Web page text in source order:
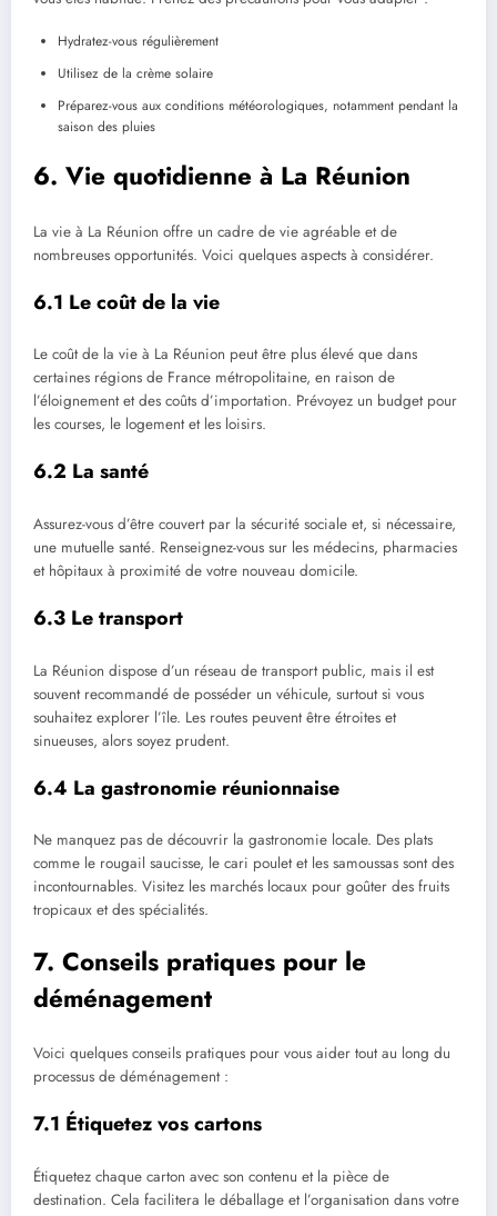
Hydratez-vous régulièrement
Utilisez de la crème solaire
Préparez-vous aux conditions météorologiques, notamment pendant la
saison des pluies
6. Vie quotidienne à La Réunion
La vie à La Réunion offre un cadre de vie agréable et de
nombreuses opportunités. Voici quelques aspects à considérer.
6.1 Le coût de la vie
Le coût de la vie à La Réunion peut être plus élevé que dans
certaines régions de France métropolitaine, en raison de
l’éloignement et des coûts d’importation. Prévoyez un budget pour
les courses, le logement et les loisirs.
6.2 La santé
Assurez-vous d’être couvert par la sécurité sociale et, si nécessaire,
une mutuelle santé. Renseignez-vous sur les médecins, pharmacies
et hôpitaux à proximité de votre nouveau domicile.
6.3 Le transport
La Réunion dispose d’un réseau de transport public, mais il est
souvent recommandé de posséder un véhicule, surtout si vous
souhaitez explorer l’île. Les routes peuvent être étroites et
sinueuses, alors soyez prudent.
6.4 La gastronomie réunionnaise
Ne manquez pas de découvrir la gastronomie locale. Des plats
comme le rougail saucisse, le cari poulet et les samoussas sont des
incontournables. Visitez les marchés locaux pour goûter des fruits
tropicaux et des spécialités.
7. Conseils pratiques pour le
déménagement
Voici quelques conseils pratiques pour vous aider tout au long du
processus de déménagement :
7.1 Étiquetez vos cartons
Étiquetez chaque carton avec son contenu et la pièce de
destination. Cela facilitera le déballage et l’organisation dans votre